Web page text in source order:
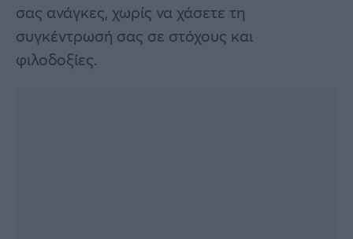
σας ανάγκες, χωρίς να χάσετε τη
συγκέντρωσή σας σε στόχους και
φιλοδοξίες.